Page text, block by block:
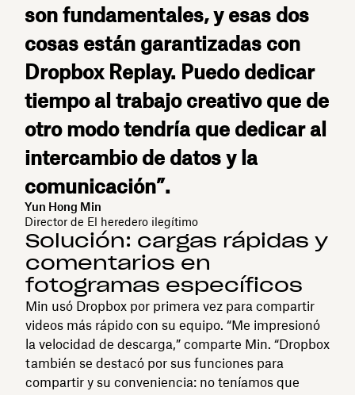
son fundamentales, y esas dos
cosas están garantizadas con
Dropbox Replay. Puedo dedicar
tiempo al trabajo creativo que de
otro modo tendría que dedicar al
intercambio de datos y la
comunicación”.
Yun Hong Min
Director de El heredero ilegítimo
Solución: cargas rápidas y
comentarios en
fotogramas específicos
Min usó Dropbox por primera vez para compartir
videos más rápido con su equipo. “Me impresionó
la velocidad de descarga,” comparte Min. “Dropbox
también se destacó por sus funciones para
compartir y su conveniencia: no teníamos que